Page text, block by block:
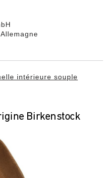
intérieure souple
Birkenstock